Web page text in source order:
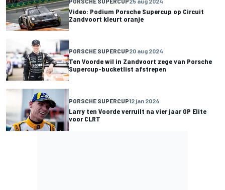
Video: Podium Porsche Supercup op Circuit
Zandvoort kleurt oranje
PORSCHE SUPERCUP20 aug 2024
Ten Voorde wil in Zandvoort zege van Porsche
Supercup-bucketlist afstrepen
PORSCHE SUPERCUP12 jan 2024
Larry ten Voorde verruilt na vier jaar GP Elite
voor CLRT